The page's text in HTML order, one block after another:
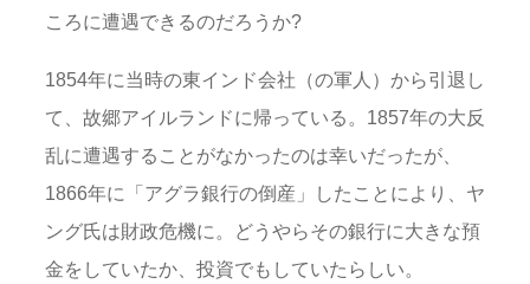
ころに遭遇できるのだろうか?
1854年に当時の東インド会社（の軍人）から引退し
て、故郷アイルランドに帰っている。1857年の大反
乱に遭遇することがなかったのは幸いだったが、
1866年に「アグラ銀行の倒産」したことにより、ヤ
ング氏は財政危機に。どうやらその銀行に大きな預
金をしていたか、投資でもしていたらしい。